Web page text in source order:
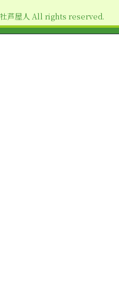
芦屋人 All rights reserved.